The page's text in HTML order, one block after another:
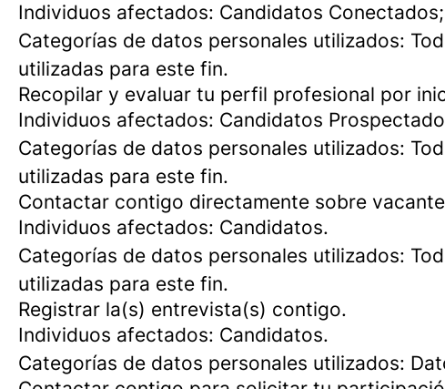
Individuos afectados: Candidatos
Categorías de datos personales utilizados:
utilizadas para este fin.
Recopilar y evaluar tu perfil profesional por
Individuos afectados: Candidatos
Categorías de datos personales utilizados:
utilizadas para este fin.
Contactar contigo directamente sobre
Individuos afectados: Candidatos.
Categorías de datos personales utilizados:
utilizadas para este fin.
Registrar la(s) entrevista(s) contigo.
Individuos afectados: Candidatos.
Categorías de datos personales utilizados: